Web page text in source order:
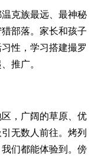
克族最远、最神秘
部落。家长和孩子
性，学习搭建撮罗
推广。
，广阔的草原、优
无数人前往。烤列
们都能体验到。傍